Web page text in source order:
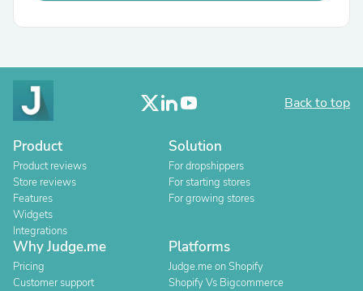
Back to top
Product
Product reviews
Store reviews
Features
Widgets
Integrations
Solution
For dropshippers
For starting stores
For growing stores
Why Judge.me
Pricing
Customer support
Platforms
Judge.me on Shopify
Shopify Vs Bigcommerce